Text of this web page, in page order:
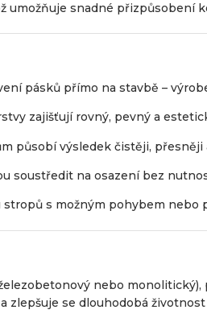
umožňuje snadné přizpůsobení
pásků přímo na stavbě –
zajišťují rovný, pevný a
působí výsledek čistěji, přesněji
soustředit na osazení bez
stropů s možným pohybem
nebo
se dlouhodobá